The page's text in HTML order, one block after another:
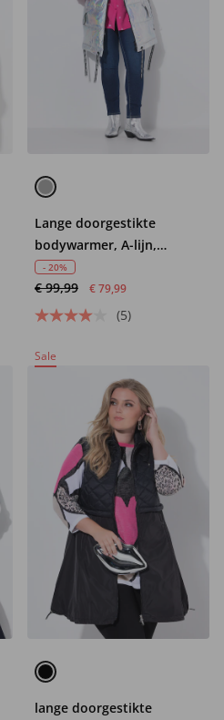
Lange doorgestikte
bodywarmer, A-lijn,
capuchon
- 20%
€ 99,99 € 79,99
(5)
Sale
lange doorgestikte